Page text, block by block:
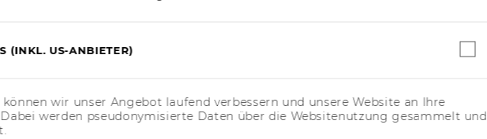
di­rekt on­line zu­gäng­li­chen Da­ten­ban­
Dis­ser­t­an­tin­nen / Dis­ser­tan­ten
über­nimmt die Bi­blio­thek die Kos­ten
(INKL. US-ANBIETER)
wir unser Angebot laufend verbessern und unsere Website an Ihre
werden pseudonymisierte Daten über die Websitenutzung gesammelt und